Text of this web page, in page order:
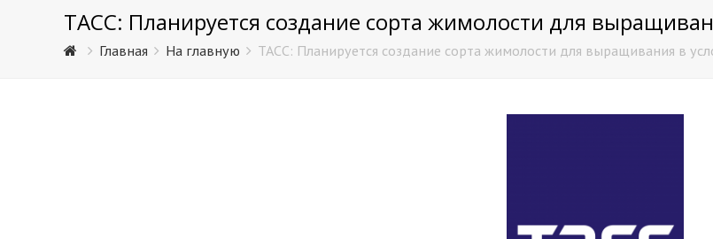
ТАСС: Планируется создание сорта жимолости для
Главная На главную ТАСС: Планируется создание сорта жимолости для выращивания в